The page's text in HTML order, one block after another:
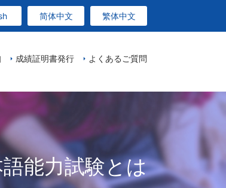
成績証明書発行 よくあるご質問
简体中文 繁体中文
能力試験とは